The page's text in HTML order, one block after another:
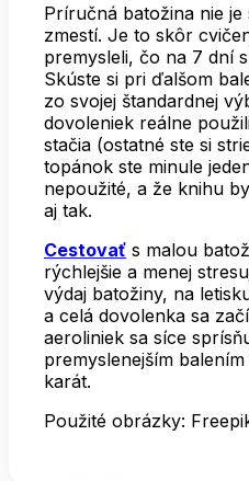
Príručná batožina nie
zmestí. Je to skôr
premysleli, čo na 7 dní
Skúste si pri ďalšom
zo svojej štandardnej
dovoleniek reálne
stačia (ostatné ste si
topánok ste minule
nepoužité, a že knihu
aj tak.
Cestovať s malou
rýchlejšie a menej
výdaj batožiny, na
a celá dovolenka sa
aeroliniek sa síce
premyslenejším
karát.
Použité obrázky: